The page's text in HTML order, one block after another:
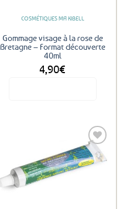
COSMÉTIQUES MA KIBELL
Gommage visage à la rose de
Bretagne – Format découverte
40ml
4,90€
Ajouter